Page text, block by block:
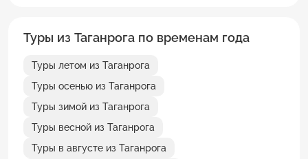
Туры из Таганрога по временам года
Туры летом из Таганрога
Туры осенью из Таганрога
Туры зимой из Таганрога
Туры весной из Таганрога
Туры в августе из Таганрога